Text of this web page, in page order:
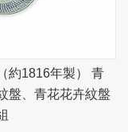
約1816年製） 青
盤、青花花卉紋盤